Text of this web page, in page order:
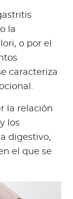
la
o por el
caracteriza
la relación
los
digestivo,
el que se